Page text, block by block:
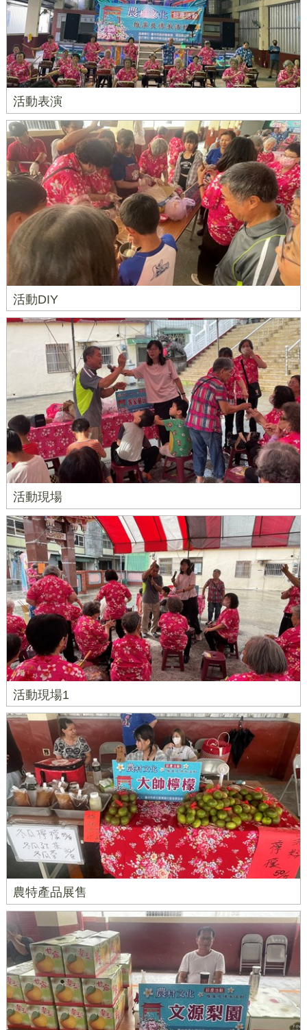
活動表演
活動DIY
活動現場
活動現場1
農特產品展售